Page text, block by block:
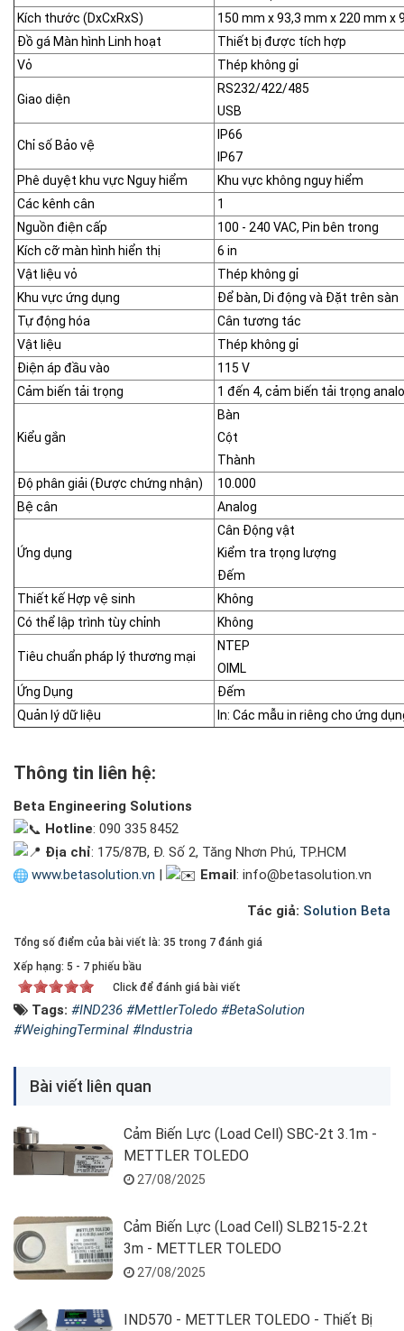
Kích thước (DxCxRxS)
150 mm x 93,3 mm x 220 mm x
Đồ gá Màn hình Linh hoạt
Thiết bị được tích hợp
Vỏ
Thép không gỉ
Giao diện
RS232/422/485
USB
Chỉ số Bảo vệ
IP66
IP67
Phê duyệt khu vực Nguy hiểm
Khu vực không nguy hiểm
Các kênh cân
1
Nguồn điện cấp
100 - 240 VAC, Pin bên trong
Kích cỡ màn hình hiển thị
6 in
Vật liệu vỏ
Thép không gỉ
Khu vực ứng dụng
Để bàn, Di động và Đặt trên sàn
Tự động hóa
Cân tương tác
Vật liệu
Thép không gỉ
Điện áp đầu vào
115 V
Cảm biến tải trọng
1 đến 4, cảm biến tải trọng
Kiểu gắn
Bàn
Cột
Thành
Độ phân giải (Được chứng nhận)
10.000
Bệ cân
Analog
Ứng dụng
Cân Động vật
Kiểm tra trọng lượng
Đếm
Thiết kế Hợp vệ sinh
Không
Có thể lập trình tùy chỉnh
Không
Tiêu chuẩn pháp lý thương mại
NTEP
OIML
Ứng Dụng
Đếm
Quản lý dữ liệu
In: Các mẫu in riêng cho ứng
Thông tin liên hệ:
Beta Engineering Solutions
Hotline: 090 335 8452
Địa chỉ: 175/87B, Đ. Số 2, Tăng Nhơn Phú, TP.HCM
www.betasolution.vn | Email: info@betasolution.vn
Tác giả: Solution Beta
Tổng số điểm của bài viết là: 35 trong 7 đánh giá
Xếp hạng: 5 - 7 phiếu bầu
Click để đánh giá bài viết
Tags: #IND236 #MettlerToledo #BetaSolution
#WeighingTerminal #Industria
Bài viết liên quan
Cảm Biến Lực (Load Cell) SBC-2t 3.1m -
METTLER TOLEDO
27/08/2025
Cảm Biến Lực (Load Cell) SLB215-2.2t
3m - METTLER TOLEDO
27/08/2025
IND570 - METTLER TOLEDO - Thiết Bị